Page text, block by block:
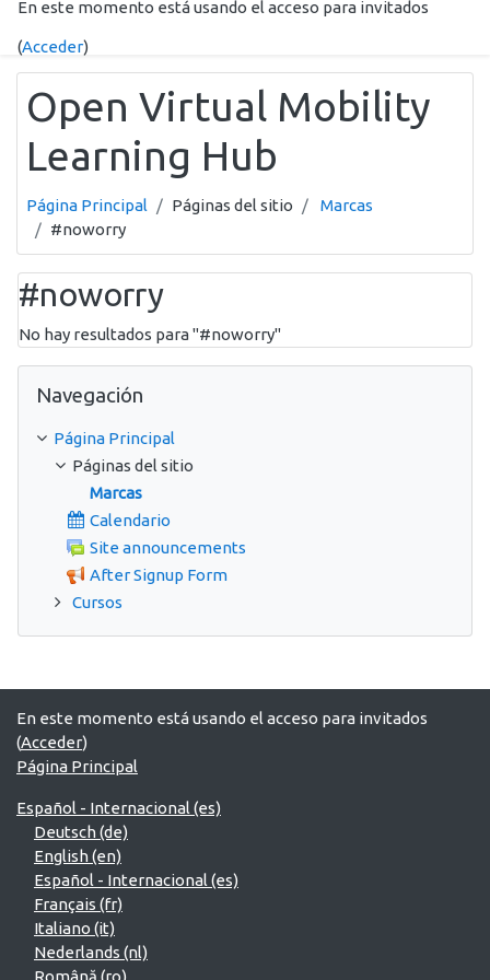
Salta al contenido principal
En este momento está usando el acceso para invitados
(Acceder)
Open Virtual Mobility
Learning Hub
Página Principal Páginas del sitio
Marcas
#noworry
#noworry
No hay resultados para "#noworry"
Navegación
Página Principal
Páginas del sitio
Marcas
Calendario
Site announcements
After Signup Form
Cursos
En este momento está usando el acceso para invitados
(Acceder)
Página Principal
Español - Internacional ‎(es)‎
Deutsch ‎(de)‎
English ‎(en)‎
Español - Internacional ‎(es)‎
Français ‎(fr)‎
Italiano ‎(it)‎
Nederlands ‎(nl)‎
Română ‎(ro)‎